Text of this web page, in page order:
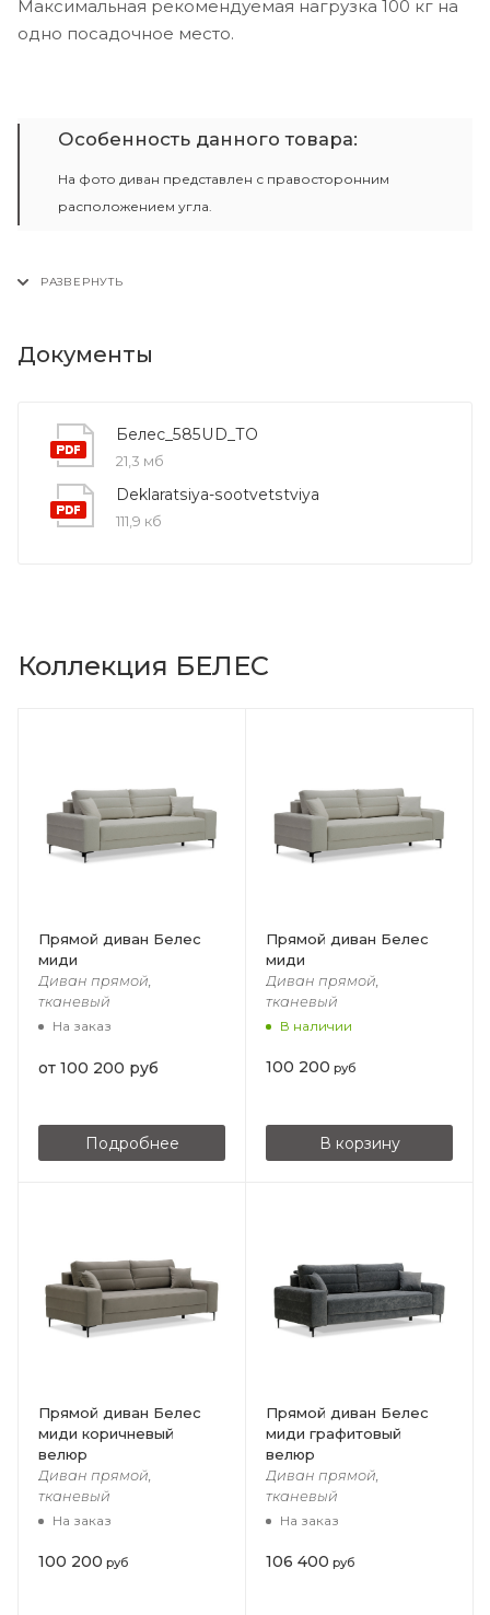
Максимальная рекомендуемая нагрузка 100 кг на
одно посадочное место.
Особенность данного товара:
На фото диван представлен с правосторонним
расположением угла.
Документы
Белес_585UD_ТО
21,3 мб
Deklaratsiya-sootvetstviya
111,9 кб
Коллекция БЕЛЕС
Прямой диван Белес
миди
Диван прямой,
тканевый
На заказ
от 100 200 руб
Подробнее
Прямой диван Белес
миди
Диван прямой,
тканевый
В наличии
100 200 руб
В корзину
Прямой диван Белес
миди коричневый
велюр
Диван прямой,
тканевый
На заказ
100 200 руб
Прямой диван Белес
миди графитовый
велюр
Диван прямой,
тканевый
На заказ
106 400 руб